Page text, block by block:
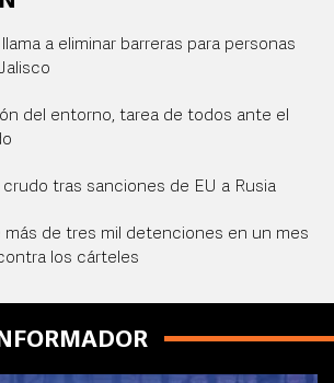
a eliminar barreras para personas
del entorno, tarea de todos ante el
tras sanciones de EU a Rusia
más de tres mil detenciones en un mes
los cárteles